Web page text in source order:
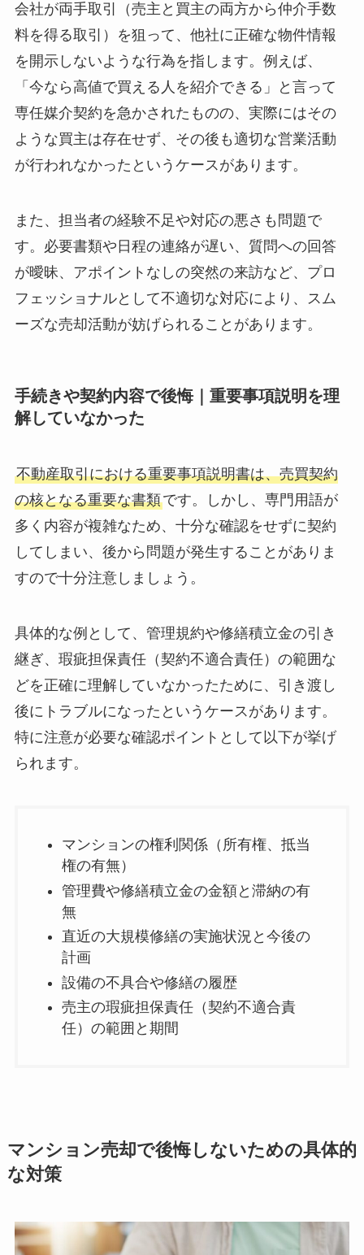
会社が両手取引（売主と買主の両方から仲介手数
料を得る取引）を狙って、他社に正確な物件情報
を開示しないような行為を指します。例えば、
「今なら高値で買える人を紹介できる」と言って
専任媒介契約を急かされたものの、実際にはその
ような買主は存在せず、その後も適切な営業活動
が行われなかったというケースがあります。
また、担当者の経験不足や対応の悪さも問題で
す。必要書類や日程の連絡が遅い、質問への回答
が曖昧、アポイントなしの突然の来訪など、プロ
フェッショナルとして不適切な対応により、スム
ーズな売却活動が妨げられることがあります。
手続きや契約内容で後悔｜重要事項説明を理
解していなかった
不動産取引における重要事項説明書は、売買契約
の核となる重要な書類です。しかし、専門用語が
多く内容が複雑なため、十分な確認をせずに契約
してしまい、後から問題が発生することがありま
すので十分注意しましょう。
具体的な例として、管理規約や修繕積立金の引き
継ぎ、瑕疵担保責任（契約不適合責任）の範囲な
どを正確に理解していなかったために、引き渡し
後にトラブルになったというケースがあります。
特に注意が必要な確認ポイントとして以下が挙げ
られます。
マンションの権利関係（所有権、抵当
権の有無）
管理費や修繕積立金の金額と滞納の有
無
直近の大規模修繕の実施状況と今後の
計画
設備の不具合や修繕の履歴
売主の瑕疵担保責任（契約不適合責
任）の範囲と期間
マンション売却で後悔しないための具体的
な対策